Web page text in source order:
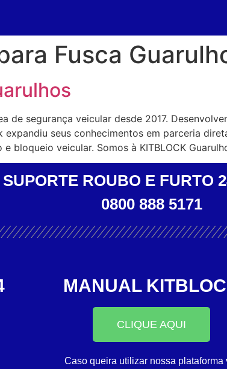
Fusca
de segurança veicular desde 2017.
seus conhecimentos em parceria
bloqueio veicular. Somos à KITBLOCK
SUPORTE ROUBO E FURTO
0800 888 5171
MANUAL
CLIQUE AQUI
Caso queira utilizar nossa plataforma